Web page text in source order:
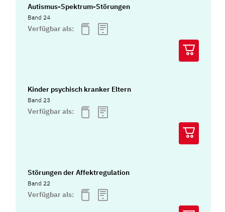
Autismus-Spektrum-Störungen
Band 24
Verfügbar als:
Kinder psychisch kranker Eltern
Band 23
Verfügbar als:
Störungen der Affektregulation
Band 22
Verfügbar als: